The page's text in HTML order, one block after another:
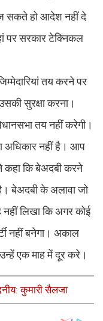
सकते हो आदेश नहीं दे
पर सरकार टेक्निकल
तय करने पर
सुरक्षा करना।
तय नहीं करेगी।
नहीं है। आप
कि बेअदबी करने
बेअदबी के अलावा जो
लिखा कि अगर कोई
नहीं बनेगा। अकाल
एक माह में दूर करे।
कुमारी सैलजा